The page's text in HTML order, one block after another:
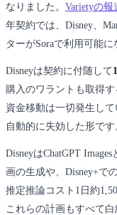
なりました。 Varietyの報
年契約では、Disney、
ターがSoraで利用可能に
Disneyは契約に付随して
購入のワラントも取得す
資金移動は一切発生し
自動的に失効した形です
DisneyはChatGPT
画の生成や、Disney+で
推定推論コスト1日約
これらの計画もすべて白